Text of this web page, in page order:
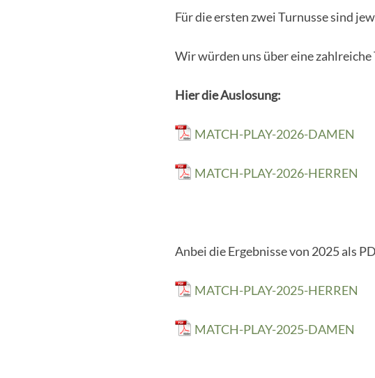
Für die ersten zwei Turnusse sind
Wir würden uns über eine zahlreiche
Hier die Auslosung:
MATCH-PLAY-2026-DAMEN
MATCH-PLAY-2026-HERREN
Anbei die Ergebnisse von 2025 als
MATCH-PLAY-2025-HERREN
MATCH-PLAY-2025-DAMEN